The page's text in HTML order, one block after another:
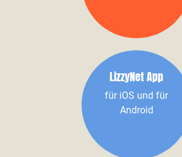
LizzyNet App
für iOS und für
Android